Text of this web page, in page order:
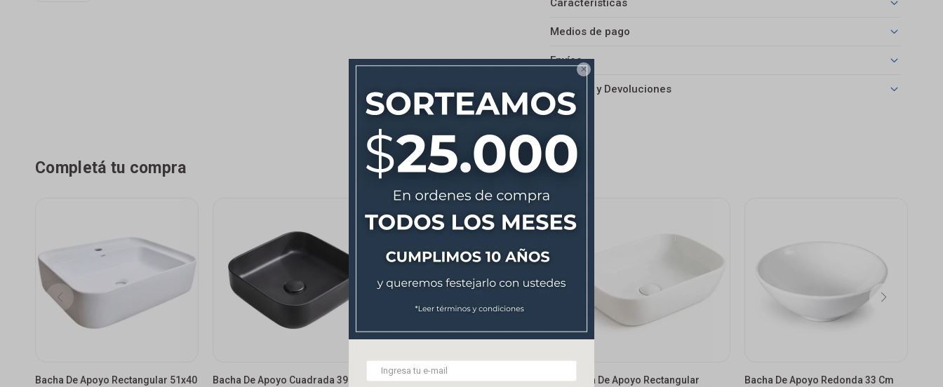

Características
Medios de pago
Envíos
Cambios y Devoluciones
Completá tu compra
Bacha De Apoyo Rectangular 51x40
Bacha De Apoyo Cuadrada 39 Cm
Bacha De Apoyo Oval 41x33 Cm
Bacha De Apoyo Rectangular
Bacha De Apoyo Redonda 33 Cm